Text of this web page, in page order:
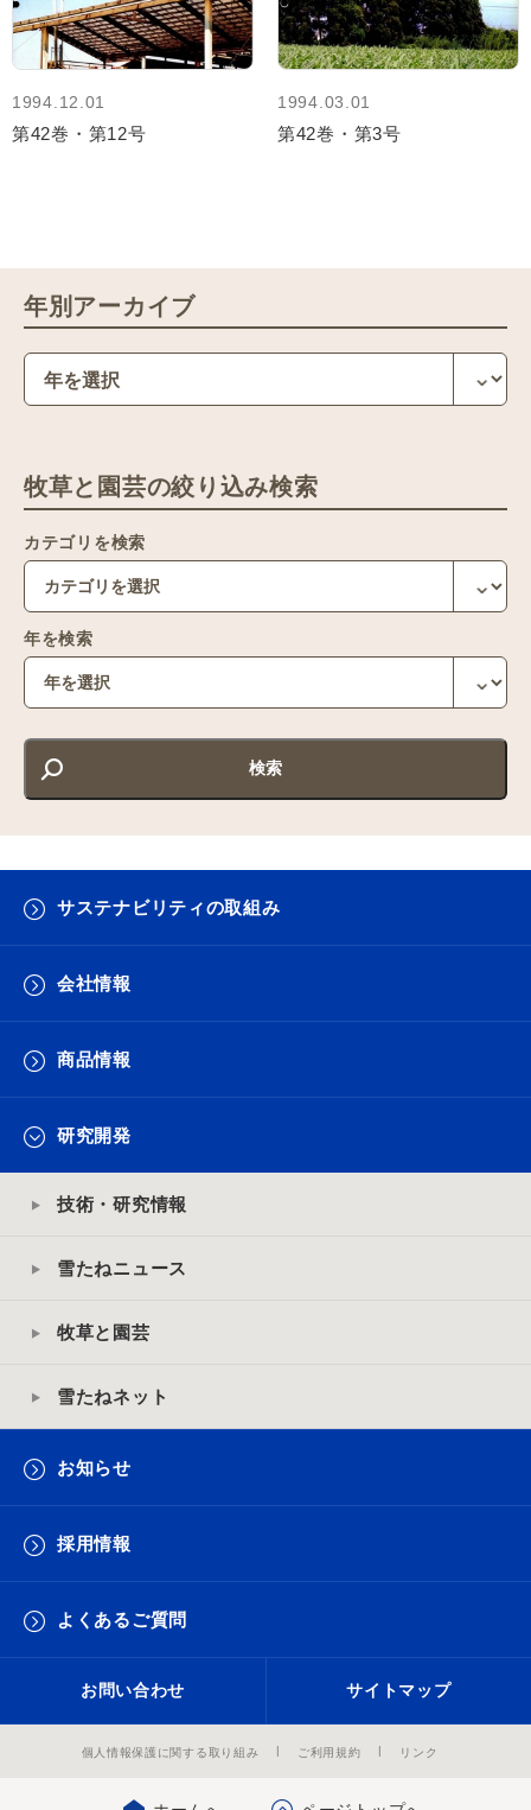
1994.12.01
第42巻・第12号
1994.03.01
第42巻・第3号
年別アーカイブ
牧草と園芸の絞り込み検索
カテゴリを検索
年を検索
サステナビリティの取組み
会社情報
商品情報
研究開発
技術・研究情報
雪たねニュース
牧草と園芸
雪たねネット
お知らせ
採用情報
よくあるご質問
お問い合わせ サイトマップ
個人情報保護に関する取り組み ご利用規約 リンク